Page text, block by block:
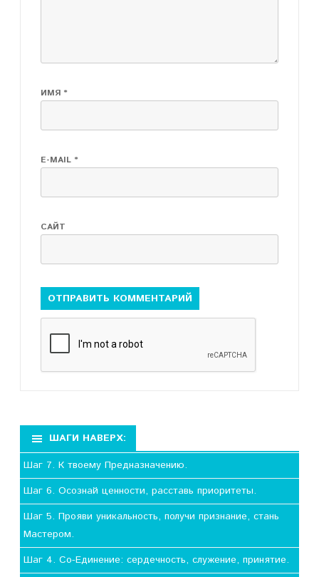
ИМЯ *
E-MAIL *
САЙТ
ШАГИ НАВЕРХ:
Шаг 7. К твоему Предназначению.
Шаг 6. Осознай ценности, расставь приоритеты.
Шаг 5. Прояви уникальность, получи признание, стань
Мастером.
Шаг 4. Со-Единение: сердечность, служение, принятие.